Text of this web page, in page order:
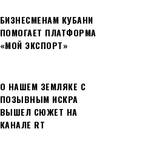
БИЗНЕСМЕНАМ КУБАНИ
ПОМОГАЕТ ПЛАТФОРМА
«МОЙ ЭКСПОРТ»
О НАШЕМ ЗЕМЛЯКЕ С
ПОЗЫВНЫМ ИСКРА
ВЫШЕЛ СЮЖЕТ НА
КАНАЛЕ RT